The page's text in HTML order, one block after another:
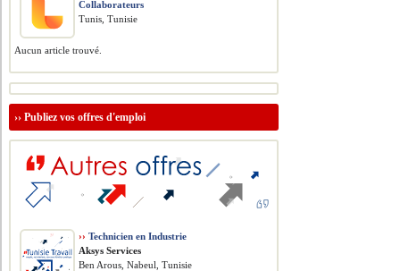
Collaborateurs
Tunis, Tunisie
Aucun article trouvé.
››Publiez vos offres d'emploi
›› Technicien en Industrie
Aksys Services
Ben Arous, Nabeul, Tunisie